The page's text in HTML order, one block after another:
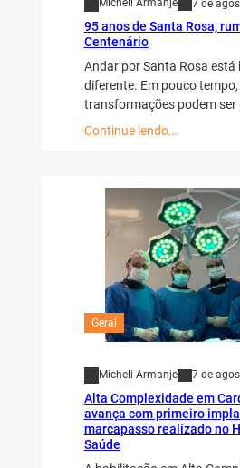
Micheli Armanje 7 de
95 anos de Santa Rosa,
Centenário
Andar por Santa Rosa está
diferente. Em pouco tempo,
transformações podem ser
Continue lendo…
Geral
Micheli Armanje 7 de
Alta Complexidade em
avança com primeiro
marcapasso realizado no
Saúde